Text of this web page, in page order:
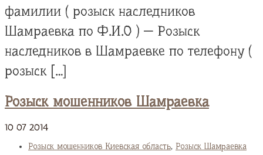
фамилии ( розыск наследников
Шамраевка по Ф.И.О ) — Розыск
наследников в Шамраевке по телефону (
розыск […]
Розыск мошенников Шамраевка
10 07 2014
Розыск мошенников Киевская область, Розыск Шамраевка